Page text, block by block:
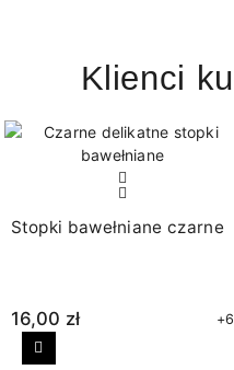
Klienci
Stopki bawełniane czarne
16,00 zł +6
Poprzedni